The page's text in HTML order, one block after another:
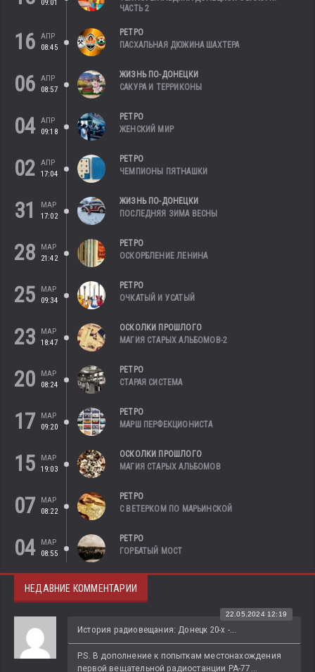
09:01
ЧАСТЬ 2
16
АПР
08:45
РЕТРО
ПАСХАЛЬНАЯ ДЮЖИНА ШАХТЕРА
06
АПР
08:57
ЖИЗНЬ ПО-ДОНЕЦКИ
САКУРА И ТЕРРИКОНЫ
04 АПР
09:18
РЕТРО
ЖЕНСКИЙ МИР
02
АПР
17:04
РЕТРО
ЧЕМПИОНЫ ПЯТНАШКИ
31
МАР
17:02
ЖИЗНЬ ПО-ДОНЕЦКИ
ПОСЛЕДНЯЯ ЗИМА ВЕСНЫ
28
МАР
21:42
РЕТРО
ОСКОРБЛЕНИЕ ЛЕНИНА
25
МАР
09:34
РЕТРО
ОЧКАТЫЙ И УСАТЫЙ
23
МАР
18:47
ОСКОЛКИ ПРОШЛОГО
МАГИЯ СТАРЫХ АЛЬБОМОВ-2
20
МАР
08:24
РЕТРО
СТАРАЯ СИСТЕМА
17
МАР
09:20
РЕТРО
МАРШ ПЕРФЕКЦИОНИСТА
15
МАР
19:03
ОСКОЛКИ ПРОШЛОГО
МАГИЯ СТАРЫХ АЛЬБОМОВ
07
МАР
08:22
РЕТРО
С ВЕТЕРКОМ ПО МАРЬИНСКОЙ
04
МАР
08:55
РЕТРО
ГОРБАТЫЙ МОСТ
НЕДАВНИЕ КОММЕНТАРИИ
История радиовещания: Донецк 20-х -...
22.05.2024 12:19
P.S. В дополнение к попыткам местонахождения
первой вещательной радиостанции РА-77...